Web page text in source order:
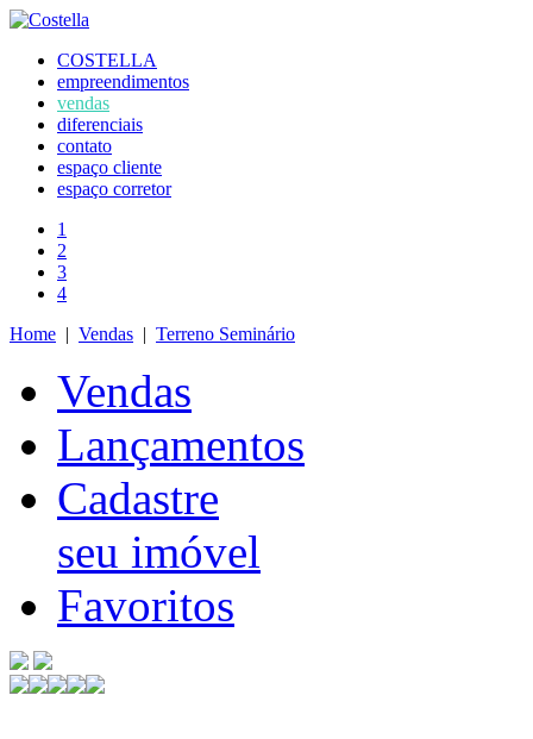
COSTELLA
empreendimentos
vendas
diferenciais
contato
espaço cliente
espaço corretor
1
2
3
4
Home | Vendas | Terreno Seminário
Vendas
Lançamentos
Cadastre
seu imóvel
Favoritos